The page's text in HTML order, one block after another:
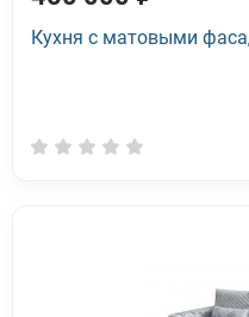
Кухня с матовыми